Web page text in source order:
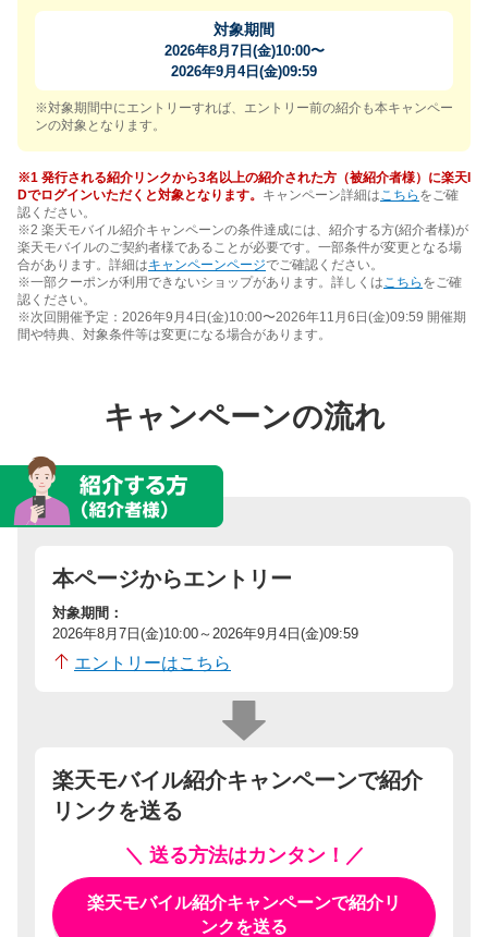
対象期間
2026年8月7日(金)10:00〜
2026年9月4日(金)09:59
※対象期間中にエントリーすれば、エントリー前の紹介も本キャンペー
ンの対象となります。
※1 発行される紹介リンクから3名以上の紹介された方（被紹介者様）に楽天I
Dでログインいただくと対象となります。 キャンペーン詳細は こちら をご確
認ください。
※2 楽天モバイル紹介キャンペーンの条件達成には、紹介する方(紹介者様)が
楽天モバイルのご契約者様であることが必要です。一部条件が変更となる場
合があります。詳細はキャンペーンページでご確認ください。
※一部クーポンが利用できないショップがあります。詳しくは こちら をご確
認ください。
※次回開催予定：2026年9月4日(金)10:00〜2026年11月6日(金)09:59 開催期
間や特典、対象条件等は変更になる場合があります。
キャンペーンの流れ
本ページからエントリー
対象期間：
2026年8月7日(金)10:00～2026年9月4日(金)09:59
エントリーはこちら
楽天モバイル紹介キャンペーンで紹介
リンクを送る
＼ 送る方法はカンタン！／
楽天モバイル紹介キャンペーンで紹介リ
ンクを送る